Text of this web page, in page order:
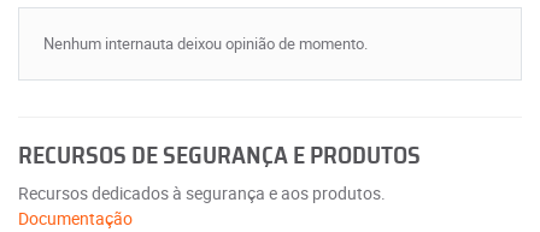
Nenhum internauta deixou opinião de momento.
RECURSOS DE SEGURANÇA E PRODUTOS
Recursos dedicados à segurança e aos produtos.
Documentação